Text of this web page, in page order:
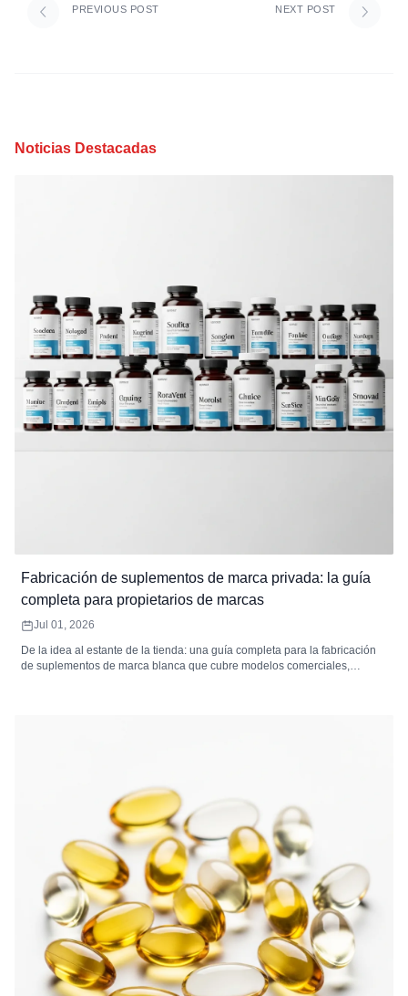
PREVIOUS POST NEXT POST
Noticias Destacadas
Fabricación de suplementos de marca privada: la guía
completa para propietarios de marcas
Jul 01, 2026
De la idea al estante de la tienda: una guía completa para la fabricación
de suplementos de marca blanca que cubre modelos comerciales,